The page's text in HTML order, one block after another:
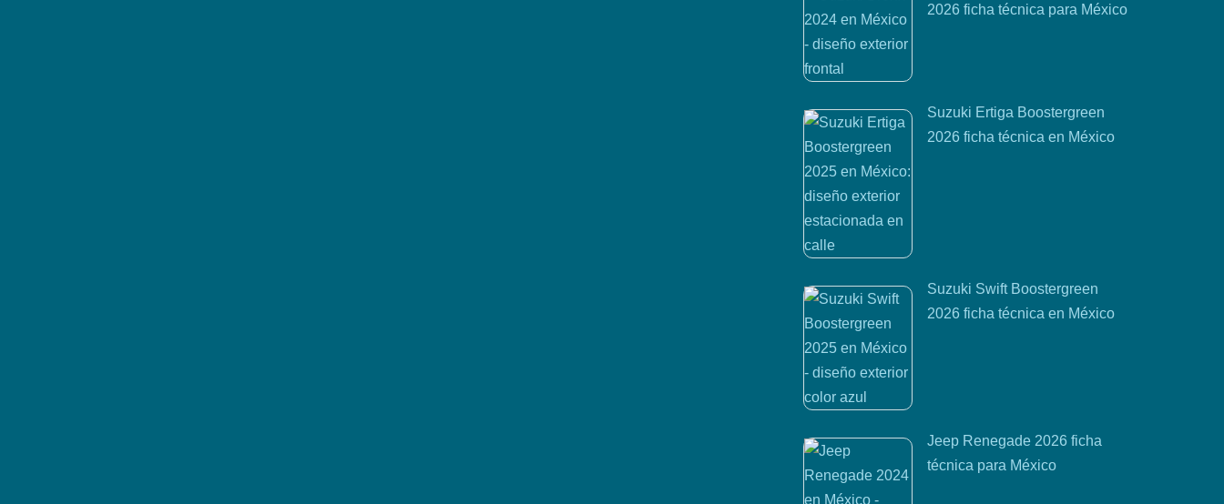
2026 ficha técnica para México
Suzuki Ertiga Boostergreen
2026 ficha técnica en México
Suzuki Swift Boostergreen
2026 ficha técnica en México
Jeep Renegade 2026 ficha
técnica para México